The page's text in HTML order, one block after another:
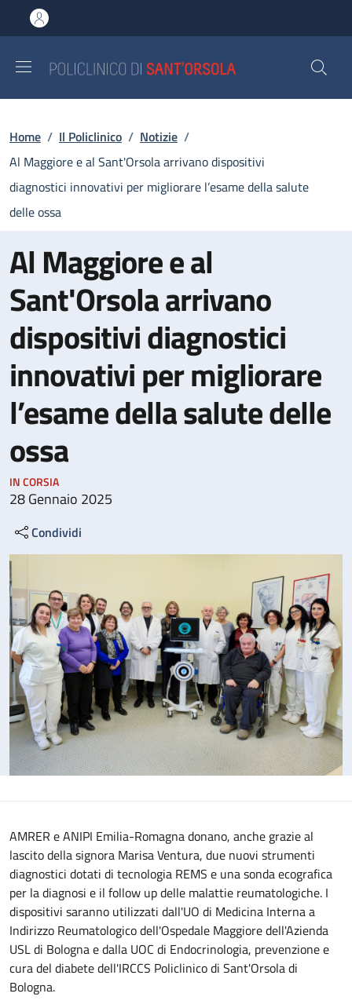
al contenuto principale
to footer content
Briciole di pane
Home / Il Policlinico / Notizie /
Al Maggiore e al Sant'Orsola arrivano dispositivi
diagnostici innovativi per migliorare l’esame della salute
delle ossa
Al Maggiore e al
Sant'Orsola arrivano
dispositivi diagnostici
innovativi per migliorare
l’esame della salute delle
ossa
IN CORSIA
28 Gennaio 2025
Condividi
AMRER e ANIPI Emilia-Romagna donano, anche grazie al
lascito della signora Marisa Ventura, due nuovi strumenti
diagnostici dotati di tecnologia REMS e una sonda ecografica
per la diagnosi e il follow up delle malattie reumatologiche. I
dispositivi saranno utilizzati dall'UO di Medicina Interna a
Indirizzo Reumatologico dell'Ospedale Maggiore dell'Azienda
USL di Bologna e dalla UOC di Endocrinologia, prevenzione e
cura del diabete dell'IRCCS Policlinico di Sant'Orsola di
Bologna.